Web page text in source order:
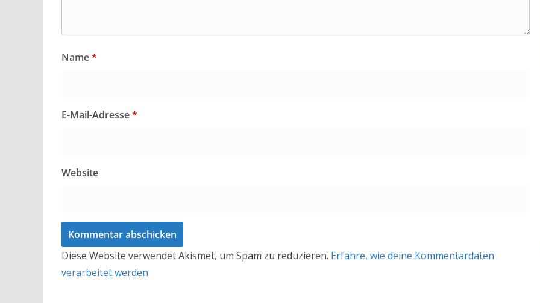
Name*
E-Mail-Adresse*
Website
Diese Website verwendet Akismet, um Spam zu reduzieren. Erfahre, wie deine Kommentardaten
verarbeitet werden.